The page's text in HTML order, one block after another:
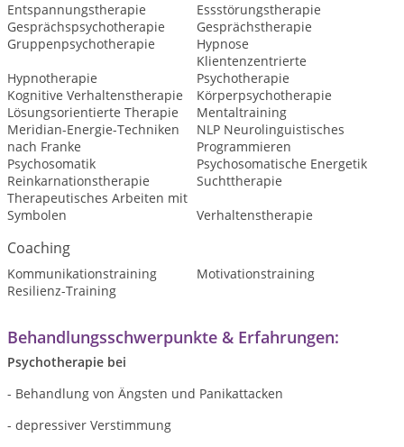
Entspannungstherapie
Essstörungstherapie
Gesprächspsychotherapie
Gesprächstherapie
Gruppenpsychotherapie
Hypnose
Hypnotherapie
Klientenzentrierte
Psychotherapie
Kognitive Verhaltenstherapie
Körperpsychotherapie
Lösungsorientierte Therapie
Mentaltraining
Meridian-Energie-Techniken
nach Franke
NLP Neurolinguistisches
Programmieren
Psychosomatik
Psychosomatische Energetik
Reinkarnationstherapie
Suchttherapie
Therapeutisches Arbeiten mit
Symbolen
Verhaltenstherapie
Coaching
Kommunikationstraining
Motivationstraining
Resilienz-Training
Behandlungsschwerpunkte & Erfahrungen:
Psychotherapie bei
- Behandlung von Ängsten und Panikattacken
- depressiver Verstimmung